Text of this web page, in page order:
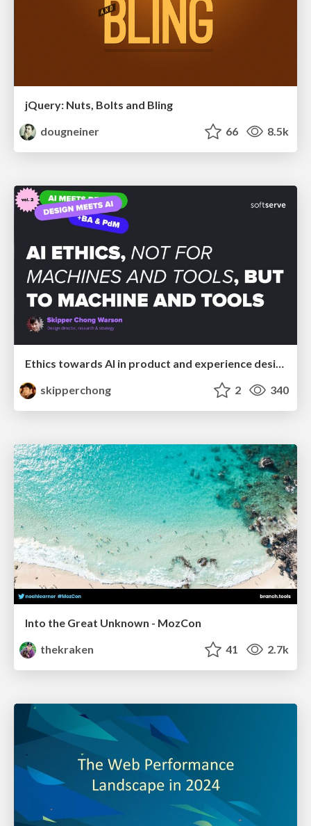
jQuery: Nuts, Bolts and Bling
dougneiner
66 8.5k
Ethics towards AI in product and experience design
skipperchong
2 340
Into the Great Unknown - MozCon
thekraken
41 2.7k